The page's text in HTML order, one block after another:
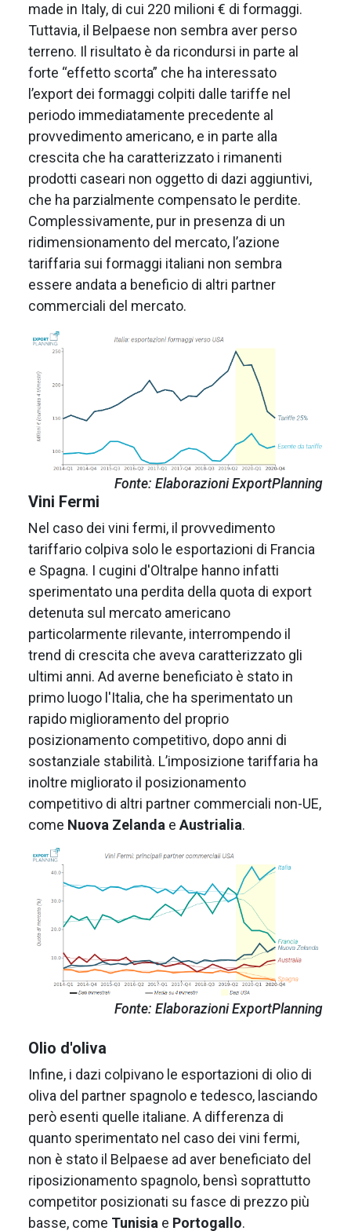
made in Italy, di cui 220 milioni € di formaggi.
Tuttavia, il Belpaese non sembra aver perso
terreno. Il risultato è da ricondursi in parte al
forte “effetto scorta” che ha interessato
l’export dei formaggi colpiti dalle tariffe nel
periodo immediatamente precedente al
provvedimento americano, e in parte alla
crescita che ha caratterizzato i rimanenti
prodotti caseari non oggetto di dazi aggiuntivi,
che ha parzialmente compensato le perdite.
Complessivamente, pur in presenza di un
ridimensionamento del mercato, l’azione
tariffaria sui formaggi italiani non sembra
essere andata a beneficio di altri partner
commerciali del mercato.
Fonte: Elaborazioni ExportPlanning
Vini Fermi
Nel caso dei vini fermi, il provvedimento
tariffario colpiva solo le esportazioni di Francia
e Spagna. I cugini d'Oltralpe hanno infatti
sperimentato una perdita della quota di export
detenuta sul mercato americano
particolarmente rilevante, interrompendo il
trend di crescita che aveva caratterizzato gli
ultimi anni. Ad averne beneficiato è stato in
primo luogo l'Italia, che ha sperimentato un
rapido miglioramento del proprio
posizionamento competitivo, dopo anni di
sostanziale stabilità. L’imposizione tariffaria ha
inoltre migliorato il posizionamento
competitivo di altri partner commerciali non-UE,
come Nuova Zelanda e Austrialia.
Fonte: Elaborazioni ExportPlanning
Olio d'oliva
Infine, i dazi colpivano le esportazioni di olio di
oliva del partner spagnolo e tedesco, lasciando
però esenti quelle italiane. A differenza di
quanto sperimentato nel caso dei vini fermi,
non è stato il Belpaese ad aver beneficiato del
riposizionamento spagnolo, bensì soprattutto
competitor posizionati su fasce di prezzo più
basse, come Tunisia e Portogallo.